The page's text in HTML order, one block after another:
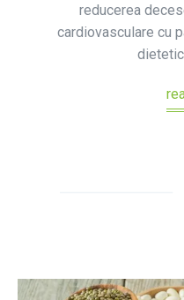
reducerea
cardiovasculare cu